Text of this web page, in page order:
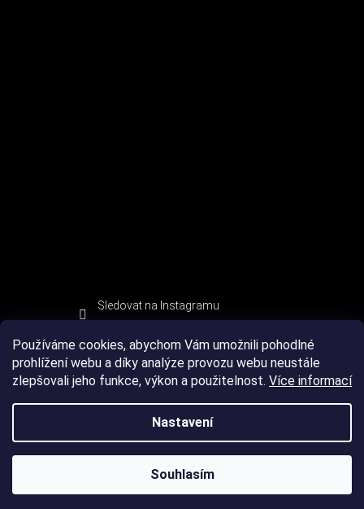
Používáme cookies, abychom Vám umožnili pohodlné
prohlížení webu a díky analýze provozu webu neustále
zlepšovali jeho funkce, výkon a použitelnost. Více informací
Nastavení
Souhlasím
Sledovat na Instagramu
DEVIL SPORT. Všechna práva vyhrazena.